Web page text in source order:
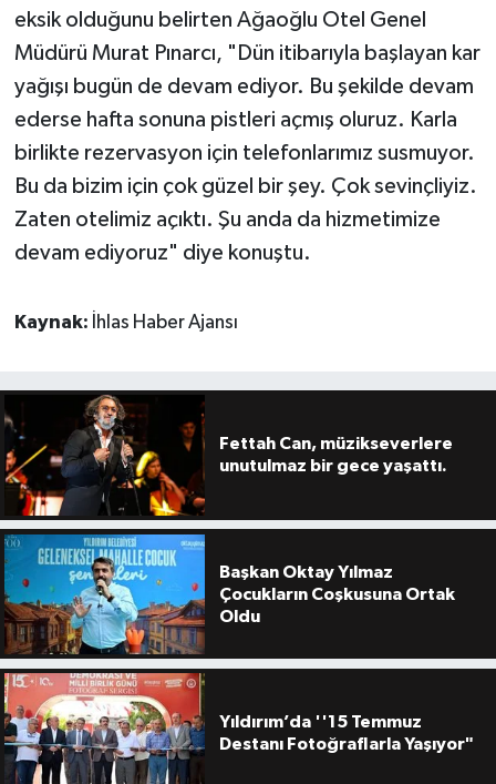
eksik olduğunu belirten Ağaoğlu Otel Genel
Müdürü Murat Pınarcı, "Dün itibarıyla başlayan kar
yağışı bugün de devam ediyor. Bu şekilde devam
ederse hafta sonuna pistleri açmış oluruz. Karla
birlikte rezervasyon için telefonlarımız susmuyor.
Bu da bizim için çok güzel bir şey. Çok sevinçliyiz.
Zaten otelimiz açıktı. Şu anda da hizmetimize
devam ediyoruz" diye konuştu.
Kaynak: İhlas Haber Ajansı
Fettah Can, müzikseverlere
unutulmaz bir gece yaşattı.
Başkan Oktay Yılmaz
Çocukların Coşkusuna Ortak
Oldu
Yıldırım’da ''15 Temmuz
Destanı Fotoğraflarla Yaşıyor"